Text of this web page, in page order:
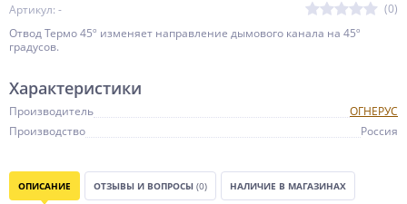
Артикул: -
(0)
Отвод Термо 45º изменяет направление дымового канала на 45º
градусов.
Характеристики
Производитель
ОГНЕРУС
Производство
Россия
ОПИСАНИЕ ОТЗЫВЫ И ВОПРОСЫ (0) НАЛИЧИЕ В МАГАЗИНАХ